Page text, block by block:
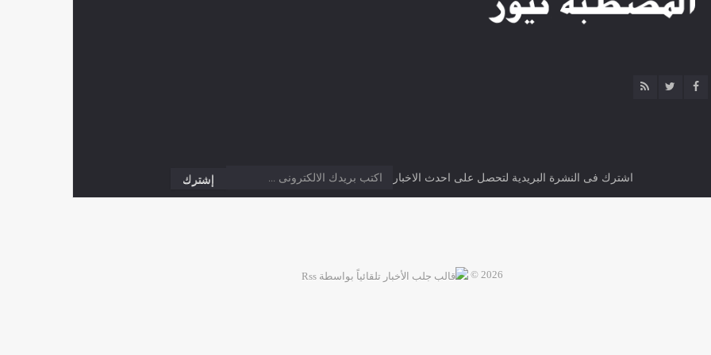
اشترك فى النشرة البريدية لتحصل على احدث الاخبار
2026 ©